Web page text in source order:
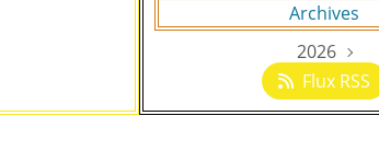
Archives
2026
Août(129)
Flux RSS